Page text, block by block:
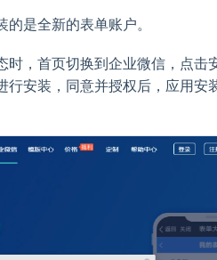
是全新的表单账户。
时，首页切换到企业微信，点击
行安装，同意并授权后，应用安